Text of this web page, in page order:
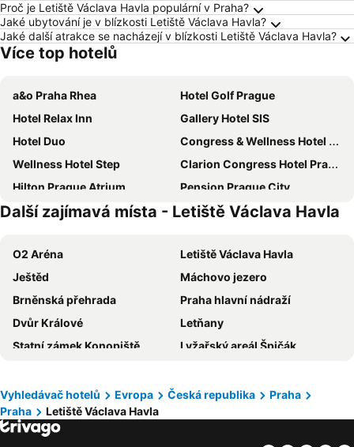
Proč je Letiště Václava Havla populární v Praha?
Jaké ubytování je v blízkosti Letiště Václava Havla?
Jaké další atrakce se nacházejí v blízkosti Letiště Václava Havla?
Více top hotelů
a&o Praha Rhea
Hotel Golf Prague
Hotel Relax Inn
Gallery Hotel SIS
Hotel Duo
Congress & Wellness Hotel Olsanka
Wellness Hotel Step
Clarion Congress Hotel Prague
Hilton Prague Atrium
Pension Prague City
Don Giovanni Hotel Prague - Great Hotels of The World
Hotel Astra
Hotel Carol
OREA Hotel Pyramida Praha
TOP HOTEL Praha
Stages Hotel Prague, A Tribute Portfolio Hotel
Grand Hotel Prague Towers
Hotel Belvedere
Prague Centre Plaza
Quentin Prague Hotel
Comfort Hotel Prague City East
Occidental Praha Five
Hotel Olympik
Occidental Praha
NH Prague City
Hotel Stary Pivovar
Další zajímavá místa - Letiště Václava Havla
O2 Aréna
Letiště Václava Havla
Ještěd
Máchovo jezero
Brněnská přehrada
Praha hlavní nádraží
Dvůr Králové
Letňany
Statní zámek Konopiště
Lyžařský areál Špičák
Výstaviště Brno
ZOO Praha
Holešovice
Areál Plešivec
Vyhledávač hotelů Evropa Česká republika
Praha
Praha
Letiště Václava Havla